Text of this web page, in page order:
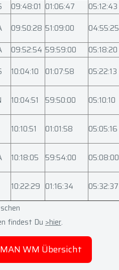
09:48:01 01:06:47
05:12:43
09:50:28 51:09:00
04:55:25
09:52:54 59:59:00
05:18:20
10:04:10 01:07:58 05:22:13
10:04:51 59:50:00 05:10:10
10:10:51 01:01:58 05:05:16
10:18:05 59:54:00 05:08:00
10:22:29 01:16:34
05:32:37
findest Du>hier.
WM Übersicht